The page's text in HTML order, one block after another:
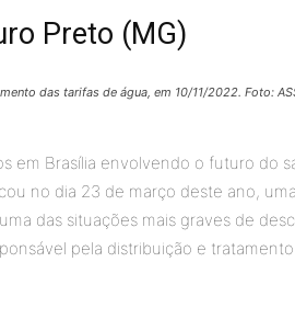
Preto (MG)
das tarifas de água, em 10/11/2022. Foto:
em Brasília envolvendo o futuro do
no dia 23 de março deste ano,
das situações mais graves de
pela distribuição e